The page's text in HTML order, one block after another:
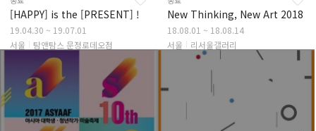
[HAPPY] is the [PRESENT] !
19.04.30 ~ 19.07.01
서울
탐앤탐스 문정로데오점
New Thinking, New Art 2018
18.08.01 ~ 18.08.14
서울
리서울갤러리